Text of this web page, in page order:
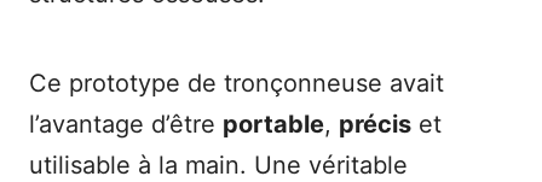
Ce prototype de tronçonneuse avait
l’avantage d’être portable, précis et
utilisable à la main. Une véritable